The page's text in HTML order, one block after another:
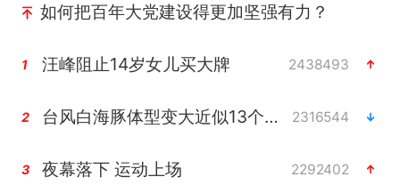
如何把百年大党建设得更加坚强有力？
1 汪峰阻止14岁女儿买大牌 2438493
2 台风白海豚体型变大近似13个浙江面积 2316544
3 夜幕落下 运动上场 2292402